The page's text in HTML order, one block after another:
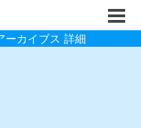
ーカイブス 詳細